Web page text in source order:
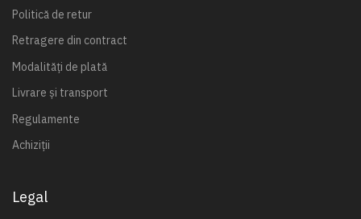
Politică de retur
Retragere din contract
Modalități de plată
Livrare și transport
Regulamente
Achiziții
Legal